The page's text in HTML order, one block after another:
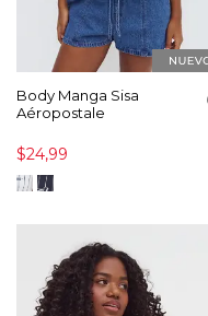
Body Manga Sisa
Aéropostale
$24,99